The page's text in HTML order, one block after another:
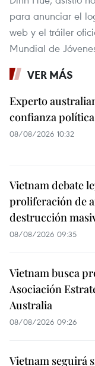
para anunciar el
web y el tráiler
Mundial de
VER MÁS
Experto
confianza
08/08/2026 10:32
Vietnam debate
proliferación de
destrucción
08/08/2026 09:35
Vietnam busca
Asociación
Australia
08/08/2026 09:26
Vietnam seguirá